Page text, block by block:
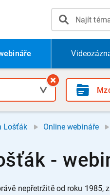
Lošťák Online webináře
-
nepřetržitě od roku